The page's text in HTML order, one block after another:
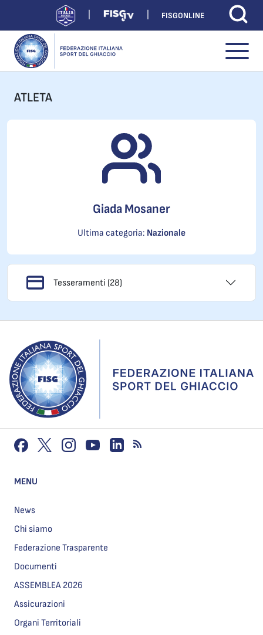
FISGONLINE
ATLETA
Giada Mosaner
Ultima categoria: Nazionale
Tesseramenti (28)
MENU
News
Chi siamo
Federazione Trasparente
Documenti
ASSEMBLEA 2026
Assicurazioni
Organi Territoriali